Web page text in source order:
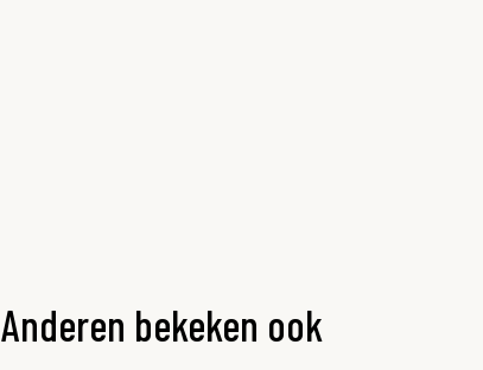
Anderen bekeken ook